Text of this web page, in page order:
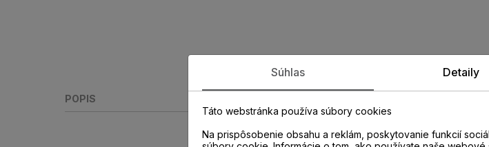
POPIS
Súhlas Detaily
Táto webstránka používa súbory cookies
Na prispôsobenie obsahu a reklám, poskytovanie funkcií